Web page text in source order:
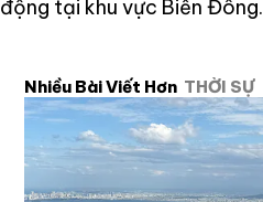
động tại khu vực Biển Đông.
Nhiều Bài Viết Hơn THỜI SỰ